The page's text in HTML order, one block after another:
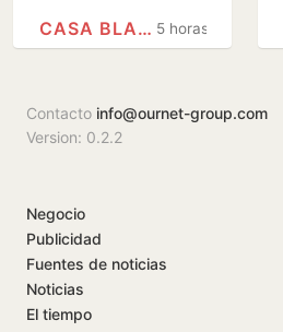
ordenadas por5 horas
CASA BLANCA
Contacto info@ournet-group.com
Version: 0.2.2
Negocio
Publicidad
Fuentes de noticias
Noticias
El tiempo